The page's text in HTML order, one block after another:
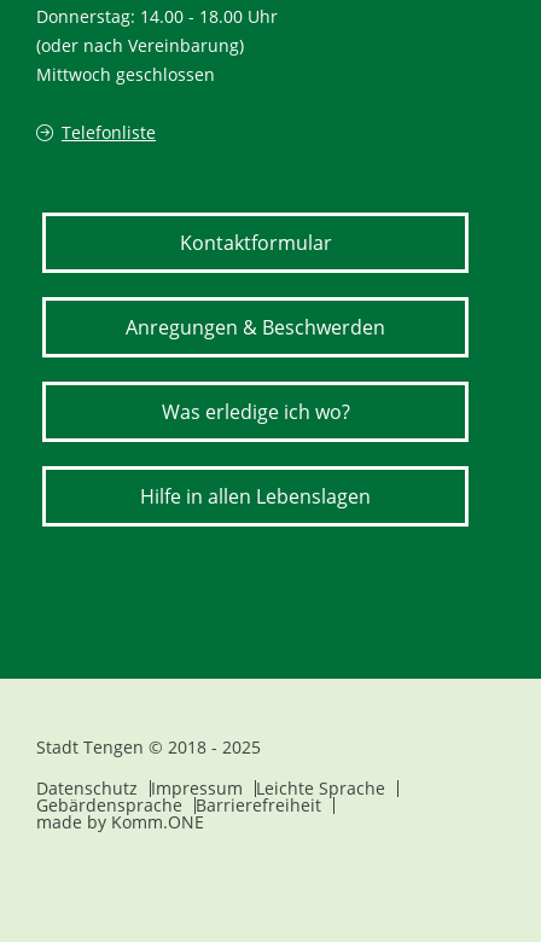
Donnerstag: 14.00 - 18.00 Uhr
(oder nach Vereinbarung)
Mittwoch geschlossen
Telefonliste
Kontaktformular
Anregungen & Beschwerden
Was erledige ich wo?
Hilfe in allen Lebenslagen
Stadt Tengen © 2018 - 2025
Datenschutz
Impressum Leichte Sprache
Gebärdensprache Barrierefreiheit
made by Komm.ONE